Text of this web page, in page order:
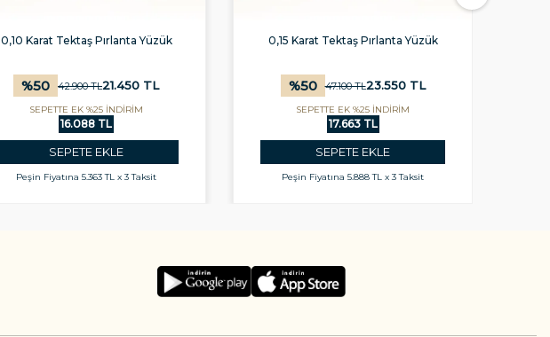
0,10 Karat Tektaş Pırlanta Yüzük
%50 42.900TL21.450 TL
SEPETTE EK %25 İNDİRİM
16.088 TL
SEPETE EKLE
Peşin Fiyatına 5.363 TL x 3 Taksit
0,15 Karat Tektaş Pırlanta Yüzük
%50 47.100TL23.550TL
SEPETTE EK %25 İNDİRİM
17.663 TL
SEPETE EKLE
Peşin Fiyatına 5.888 TL x 3 Taksit